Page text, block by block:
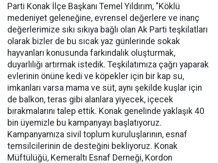
Parti Konak İlçe Başkanı Temel Yıldırım, "Köklü
medeniyet geleneğine, evrensel değerlere ve inanç
değerlerimize sıkı sıkıya bağlı olan Ak Parti teşkilatları
olarak bizler de bu sıcak yaz günlerinde sokak
hayvanları konusunda farkındalık oluşturmak,
duyarlılığı artırmak istedik. Teşkilatımıza çağrı yaparak
evlerinin önüne kedi ve köpekler için bir kap su,
imkanları varsa mama ve süt, aynı şekilde kuşlar için
de balkon, teras gibi alanlara yiyecek, içecek
bırakmalarını talep ettik. Konak genelinde yaklaşık 40
bin üyemizle bu kampanyayı başlatıyoruz.
Kampanyamıza sivil toplum kuruluşlarının, esnaf
temsilcilerinin de desteğini bekliyoruz. Konak
Müftülüğü, Kemeraltı Esnaf Derneği, Kordon